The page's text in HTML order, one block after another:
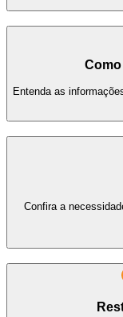
Entenda as
Confira a